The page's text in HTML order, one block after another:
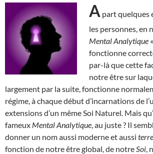
A part quelques
les personnes, en
Mental Analytique «
fonctionne
par-là que cette
notre être sur
largement par la suite, fonctionne
régime, à chaque début d’incarnations de
extensions d’un même Soi Naturel. Mais
fameux Mental Analytique , au juste ? Il
donner un nom aussi moderne et aussi
fonction de notre être global, de notre Soi ,